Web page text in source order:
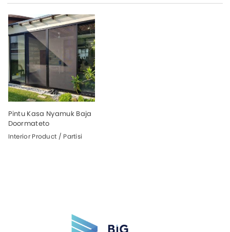
Pintu Kasa Nyamuk Baja
Doormateto
Interior Product / Partisi